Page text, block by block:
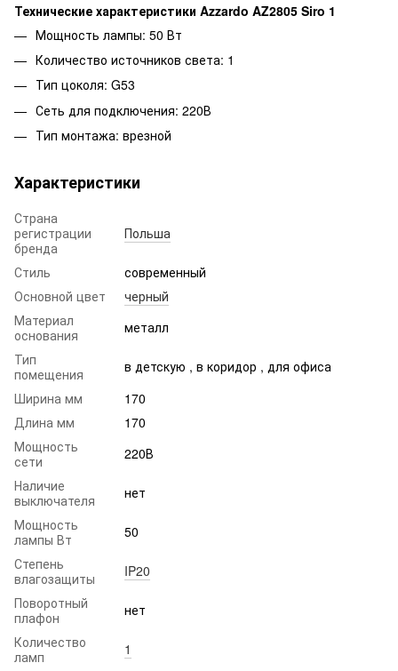
Технические характеристики Azzardo AZ2805 Siro 1
Мощность лампы: 50 Вт
Количество источников света: 1
Тип цоколя: G53
Сеть для подключения: 220В
Тип монтажа: врезной
Характеристики
Страна
регистрации
бренда
Польша
Стиль
современный
Основной цвет
черный
Материал
основания
металл
Тип
помещения
в детскую , в коридор , для офиса
Ширина мм
170
Длина мм
170
Мощность
сети
220В
Наличие
выключателя
нет
Мощность
лампы Вт
50
Степень
влагозащиты
IP20
Поворотный
плафон
нет
Количество
ламп
1